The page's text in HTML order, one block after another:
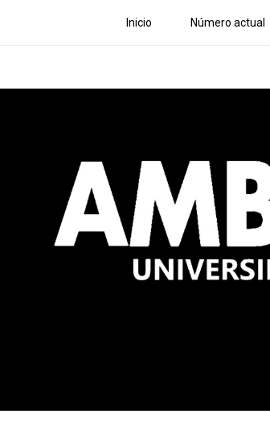
Inicio Número actual